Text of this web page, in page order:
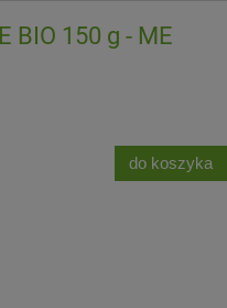
BIO 150 g - ME
do koszyka